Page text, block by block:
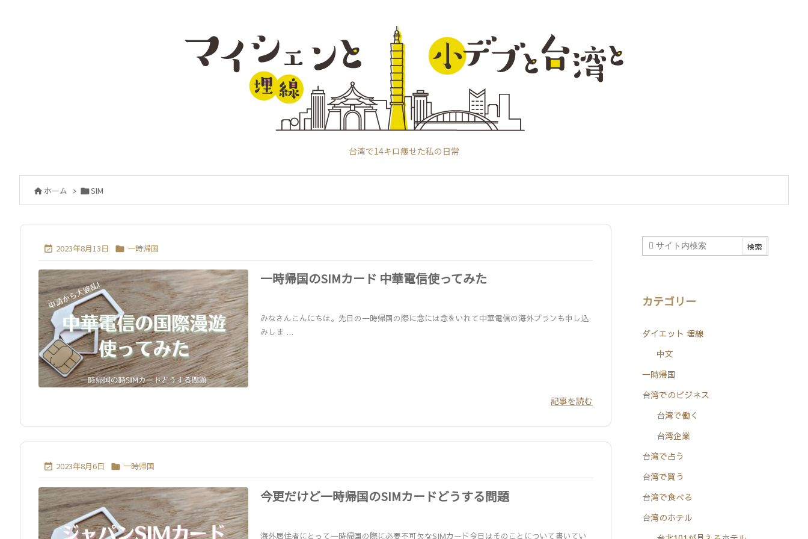
台湾で14キロ痩せた私の日常
 ホーム > SIM
 2023年8月13日  一時帰国
一時帰国のSIMカード 中華電信使ってみた
みなさんこんにちは。先日の一時帰国の際に念には念をいれて中華電信の海外プランも申し込
みしま ...
記事を読む
 2023年8月6日  一時帰国
今更だけど一時帰国のSIMカードどうする問題
海外居住者にとって一時帰国の際に必要不可欠なSIMカード今日はそのことについて書いてい
カテゴリー
ダイエット 埋線
中文
一時帰国
台湾でのビジネス
台湾で働く
台湾企業
台湾で占う
台湾で買う
台湾で食べる
台湾のホテル